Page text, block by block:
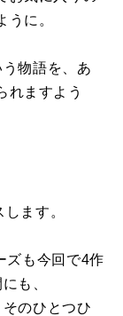
に。
物語を、あ
れますよう
ます。
ズも今回で4作
も、
のひとつひ